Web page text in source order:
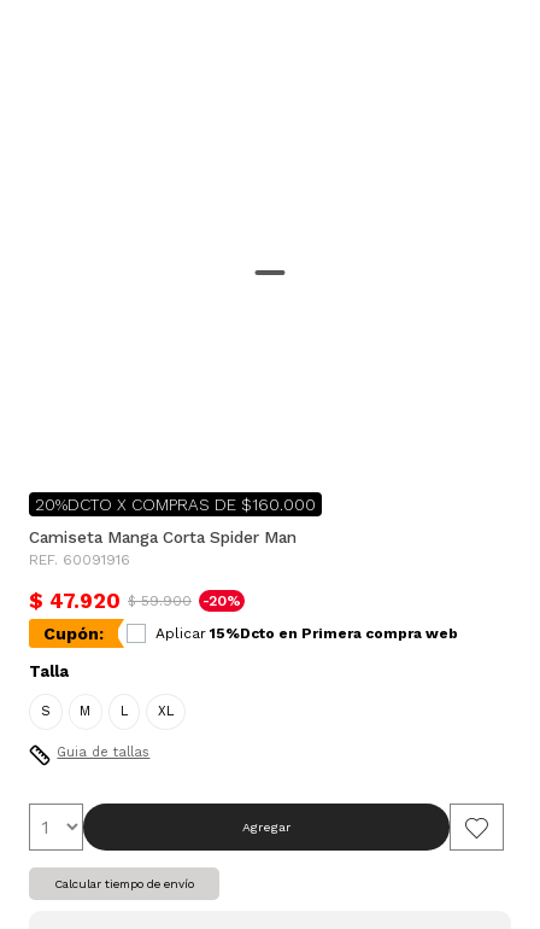
20%DCTO X COMPRAS DE $160.000
Camiseta Manga Corta Spider Man
REF. 60091916
$ 47.920 $ 59.900 -20%
Cupón: Aplicar 15%Dcto en Primera compra web
Talla
S M L XL
Guia de tallas
Agregar
Calcular tiempo de envío